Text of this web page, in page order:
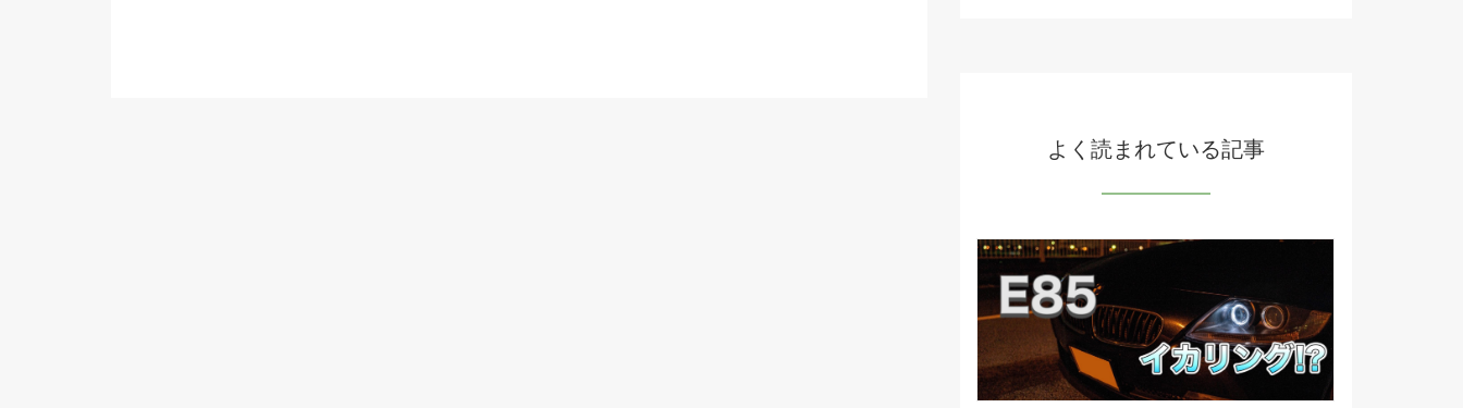
よく読まれている記事